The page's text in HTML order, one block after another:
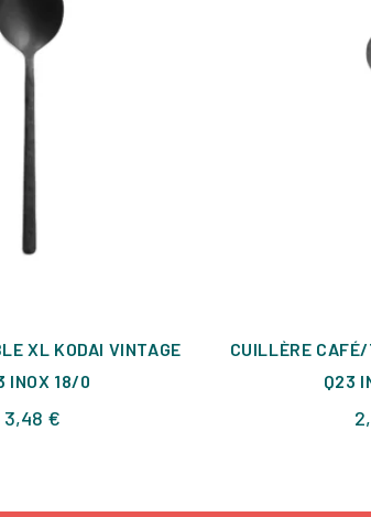
XL KODAI VINTAGE
INOX 18/0
3,48 €Prix
CUILLÈRE
Q23